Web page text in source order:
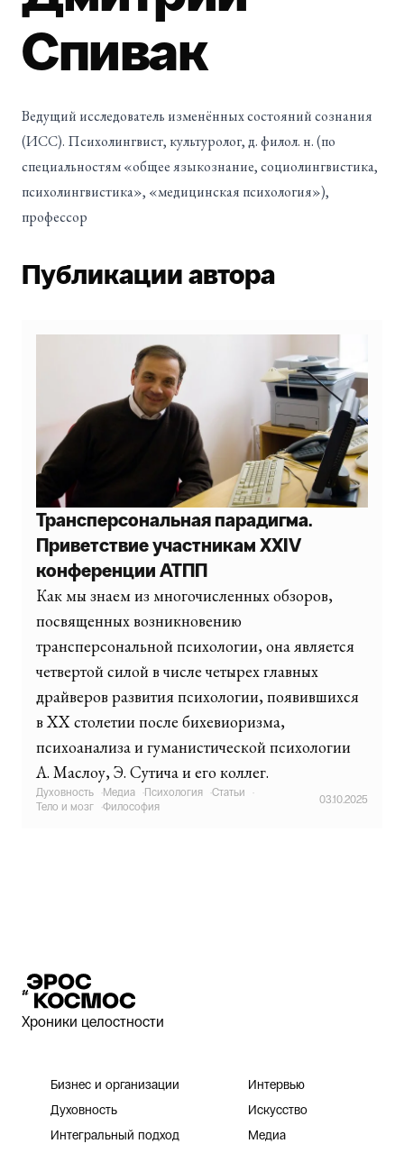
Спивак
Ведущий исследователь изменённых состояний сознания
(ИСС). Психолингвист, культуролог, д. филол. н. (по
специальностям «общее языкознание, социолингвистика,
психолингвистика», «медицинская психология»),
профессор
Публикации автора
Трансперсональная парадигма.
Приветствие участникам XXIV
конференции АТПП
Как мы знаем из многочисленных обзоров,
посвященных возникновению
трансперсональной психологии, она является
четвертой силой в числе четырех главных
драйверов развития психологии, появившихся
в XX столетии после бихевиоризма,
психоанализа и гуманистической психологии
А. Маслоу, Э. Сутича и его коллег.
Духовность ·Медиа ·Психология ·Статьи
·
Тело и мозг ·Философия
03.10.2025
Эрос и Космос
Хроники целостности
Бизнес и организации
Духовность
Интегральный подход
Интервью
Искусство
Медиа